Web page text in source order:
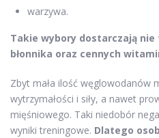
warzywa.
Takie wybory dostarczają
błonnika oraz cennych
Zbyt mała ilość węglowodanów
wytrzymałości i siły, a nawet
mięśniowego. Taki niedobór
wyniki treningowe. Dlatego